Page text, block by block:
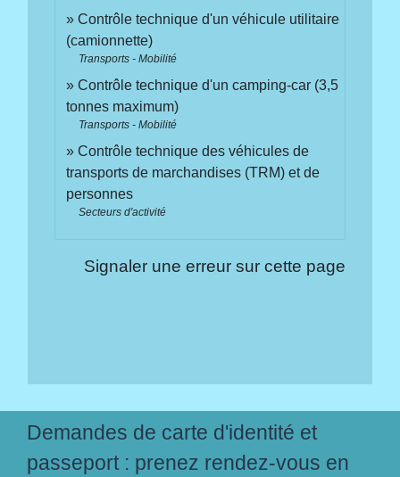
Contrôle technique d'un véhicule utilitaire
(camionnette)
Transports - Mobilité
Contrôle technique d'un camping-car (3,5
tonnes maximum)
Transports - Mobilité
Contrôle technique des véhicules de
transports de marchandises (TRM) et de
personnes
Secteurs d'activité
Signaler une erreur sur cette page
Demandes de carte d'identité et
passeport : prenez rendez-vous en